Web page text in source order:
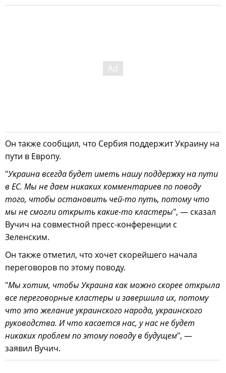
Он также сообщил, что Сербия поддержит Украину на
пути в Европу.
"Украина всегда будет иметь нашу поддержку на пути
в ЕС. Мы не даем никаких комментариев по поводу
того, чтобы остановить чей-то путь, потому что
мы не смогли открыть какие-то кластеры", — сказал
Вучич на совместной пресс-конференции с
Зеленским.
Он также отметил, что хочет скорейшего начала
переговоров по этому поводу.
"Мы хотим, чтобы Украина как можно скорее открыла
все переговорные кластеры и завершила их, потому
что это желание украинского народа, украинского
руководства. И что касается нас, у нас не будет
никаких проблем по этому поводу в будущем", —
заявил Вучич.